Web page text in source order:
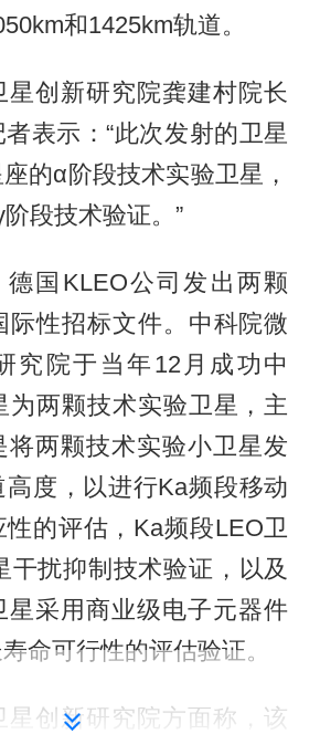
和1425km轨道。
星创新研究院龚建村院长
表示：“此次发射的卫星
的α阶段技术实验卫星，
段技术验证。”
德国KLEO公司发出两颗
际性招标文件。中科院微
究院于当年12月成功中
为两颗技术实验卫星，主
将两颗技术实验小卫星发
度，以进行Ka频段移动
的评估，Ka频段LEO卫
干扰抑制技术验证，以及
星采用商业级电子元器件
命可行性的评估验证。
星创新研究院方面称，该